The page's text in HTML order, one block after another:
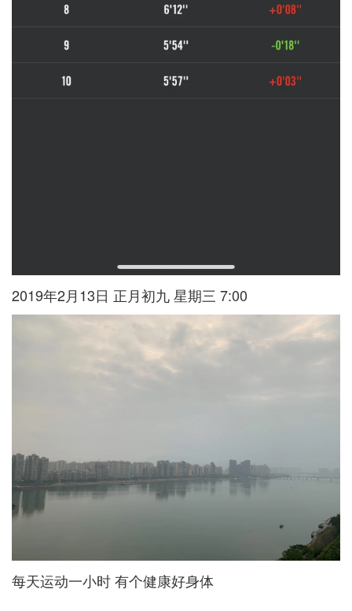
2019年2月13日 正月初九 星期三 7:00
每天运动一小时 有个健康好身体